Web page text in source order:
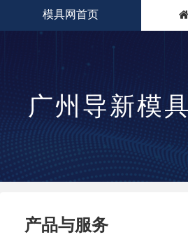
模具网首页 
广州导新模
产品与服务